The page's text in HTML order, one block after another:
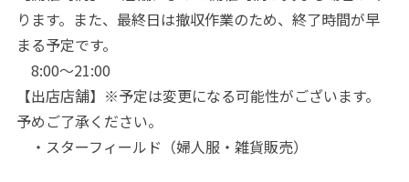
ります。また、最終日は撤収作業のため、終了時間が早
まる予定です。
8:00～21:00
【出店店舗】※予定は変更になる可能性がございます。
予めご了承ください。
・スターフィールド（婦人服・雑貨販売）